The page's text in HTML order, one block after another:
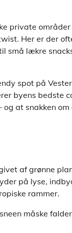
private
Her er der
små lækre
spot på
byens bedste
at snakken
af grønne
på lyse,
rammer.
måske